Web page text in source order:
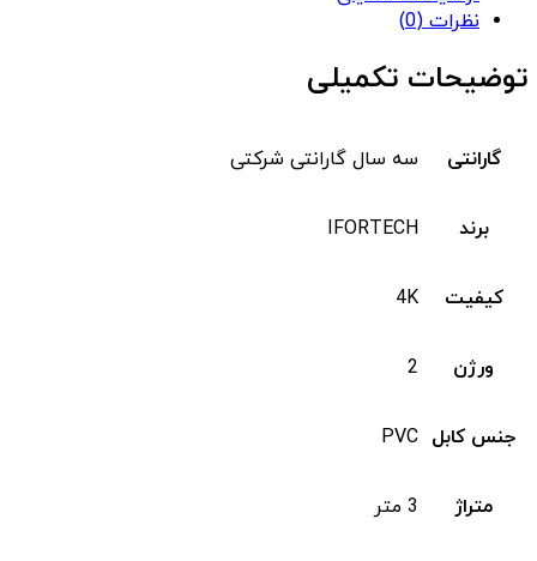
نظرات (0)
توضیحات تکمیلی
گارانتی سه سال گارانتی شرکتی
برند IFORTECH
کیفیت 4K
ورژن 2
جنس کابل PVC
متراژ 3 متر